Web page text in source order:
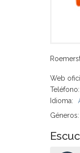
Web
Teléfono:
Idioma:
Géneros: